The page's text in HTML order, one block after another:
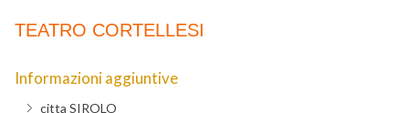
TEATRO CORTELLESI
Informazioni aggiuntive
citta SIROLO